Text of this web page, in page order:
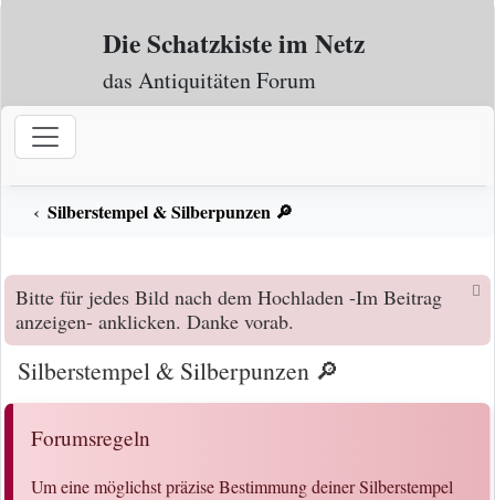
Zum Inhalt
Die Schatzkiste im Netz
das Antiquitäten Forum
Silberstempel & Silberpunzen 🔎
Bitte für jedes Bild nach dem Hochladen -Im Beitrag
anzeigen- anklicken. Danke vorab.
Silberstempel & Silberpunzen 🔎
Forumsregeln
Um eine möglichst präzise Bestimmung deiner Silberstempel